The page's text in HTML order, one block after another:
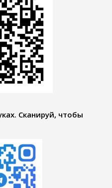
Сканируй, чтобы